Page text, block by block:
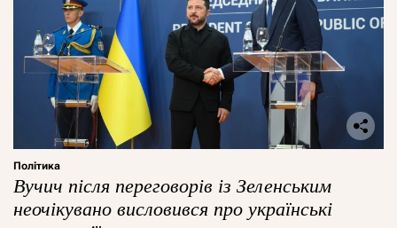
Політика
Вучич після переговорів із Зеленським
неочікувано висловився про українські